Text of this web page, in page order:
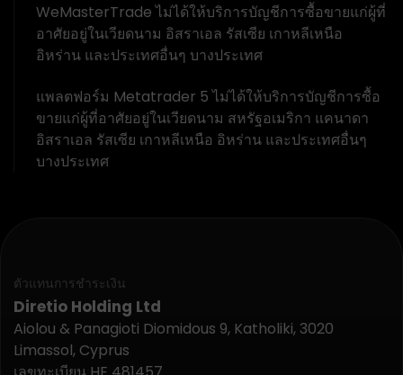
WeMasterTrade ไม่ได้ให้บริการบัญชีการซื้อขายแก่ผู้ที่
อาศัยอยู่ในเวียดนาม อิสราเอล รัสเซีย เกาหลีเหนือ
อิหร่าน และประเทศอื่นๆ บางประเทศ
แพลตฟอร์ม Metatrader 5 ไม่ได้ให้บริการบัญชีการซื้อ
ขายแก่ผู้ที่อาศัยอยู่ในเวียดนาม สหรัฐอเมริกา แคนาดา
อิสราเอล รัสเซีย เกาหลีเหนือ อิหร่าน และประเทศอื่นๆ
บางประเทศ
ตัวแทนการชำระเงิน
Diretio Holding Ltd
Aiolou & Panagioti Diomidous 9, Katholiki, 3020
Limassol, Cyprus